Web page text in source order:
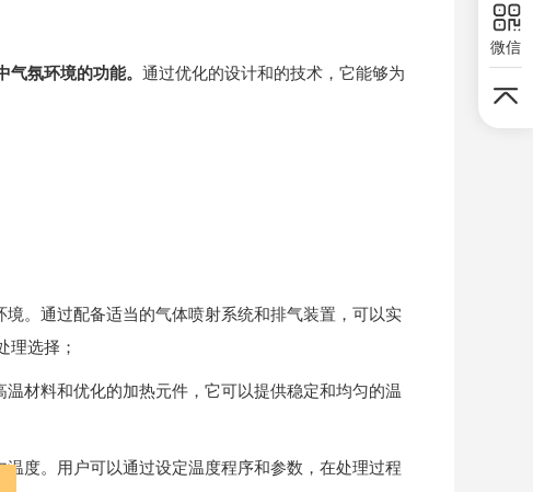
氛环境的功能。 通过优化的设计和的技术，它能够为
。通过配备适当的气体喷射系统和排气装置，可以实
理选择；
材料和优化的加热元件，它可以提供稳定和均匀的温
度。用户可以通过设定温度程序和参数，在处理过程
微信